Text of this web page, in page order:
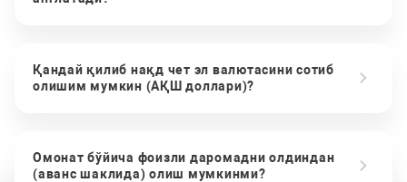
Қандай қилиб нақд чет эл валютасини сотиб
олишим мумкин (АҚШ доллари)?
Омонат бўйича фоизли даромадни олдиндан
(аванс шаклида) олиш мумкинми?